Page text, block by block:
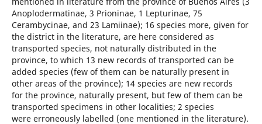
Anoplodermatinae, 3 Prioninae, 1 Lepturinae, 75
Cerambycinae, and 23 Lamiinae); 16 species more, given for
the district in the literature, are here considered as
transported species, not naturally distributed in the
province, to which 13 new records of transported can be
added species (few of them can be naturally present in
other areas of the province); 14 species are new records
for the province, naturally present, but few of them can be
transported specimens in other localities; 2 species
were erroneously labelled (one mentioned in the literature).